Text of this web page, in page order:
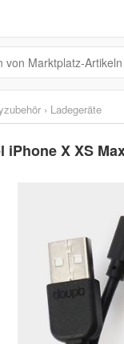
› Ladegeräte
iPhone X XS